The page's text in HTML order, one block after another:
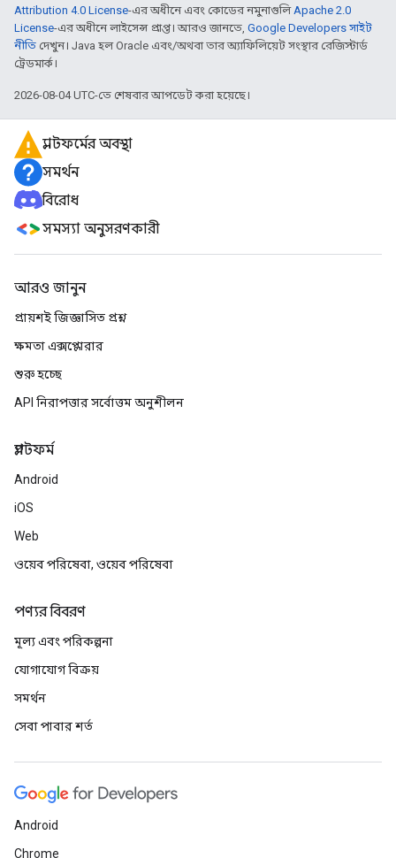
Attribution 4.0 License-এর অধীনে এবং কোডের নমুনাগুলিApache 2.0
License-এর অধীনে লাইসেন্স প্রাপ্ত। আরও জানতে, Google Developers সাইট
নীতি দেখুন। Java হল Oracle এবং/অথবা তার অ্যাফিলিয়েট সংস্থার রেজিস্টার্ড
ট্রেডমার্ক।
2026-08-04 UTC-তে শেষবার আপডেট করা হয়েছে।
প্ল্যাটফর্মের অবস্থা
সমর্থন
বিরোধ
সমস্যা অনুসরণকারী
আরও জানুন
প্রায়শই জিজ্ঞাসিত প্রশ্ন
ক্ষমতা এক্সপ্লোরার
শুরু হচ্ছে
API নিরাপত্তার সর্বোত্তম অনুশীলন
প্ল্যাটফর্ম
Android
iOS
Web
ওয়েব পরিষেবা, ওয়েব পরিষেবা
পণ্যর বিবরণ
মূল্য এবং পরিকল্পনা
যোগাযোগ বিক্রয়
সমর্থন
সেবা পাবার শর্ত
Android
Chrome